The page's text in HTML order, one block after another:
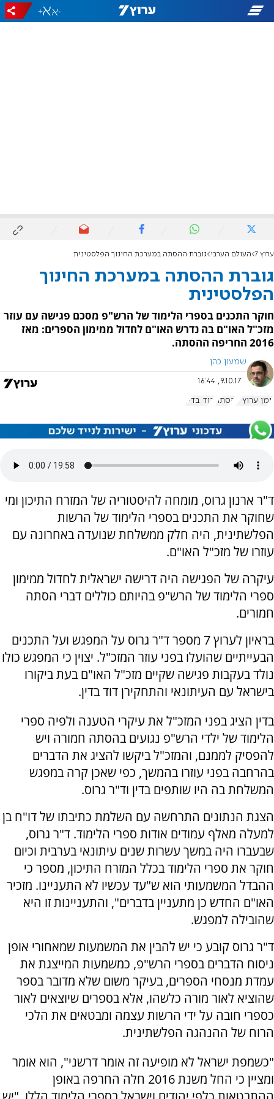
-
+
ערוץ 7 העולם הערבי גוברת ההסתה במערכת החינוך הפלסטינית
גוברת ההסתה במערכת החינוך
הפלסטינית
חוקר התכנים בספרי הלימוד של הרש"פ מסכם פגישה עם עוזר
מזכ"ל האו"ם בה נדרש האו"ם לחדול ממימון הספרים: מאז
2016 החריפה ההסתה.
שמעון כהן
9.10.17, 16:44
יומן ערוץ 7 הסתה דוד בדין
ד"ר ארנון גרוס, מומחה להיסטוריה של המזרח התיכון ומי
שחוקר את התכנים בספרי הלימוד של הרשות
הפלשתינית, היה חלק ממשלחת שנועדה באחרונה עם
עוזרו של מזכ"ל האו"ם.
עיקרה של הפגישה היה דרישה ישראלית לחדול ממימון
ספרי הלימוד של הרש"פ בהיותם כוללים דברי הסתה
חמורים.
בראיון לערוץ 7 מספר ד"ר גרוס על המפגש ועל התכנים
הבעייתיים שהועלו בפני עוזר המזכ"ל. יצוין כי המפגש כולו
נולד בעקבות פגישה שקיים מזכ"ל האו"ם בעת ביקורו
בישראל עם העיתונאי והתחקירן דוד בדין.
בדין הציג בפני המזכ"ל את עיקרי הטענה ולפיה ספרי
הלימוד של ילדי הרש"פ נגועים בהסתה חמורה ויש
להפסיק לממנם, והמזכ"ל ביקשו להציג את הדברים
בהרחבה בפני עוזרו בהמשך, כפי שאכן קרה במפגש
המשלחת בה היו שותפים בדין וד"ר גרוס.
הצגת הנתונים התרחשה עם השלמת כתיבתו של דו"ח בן
למעלה מאלף עמודים אודות ספרי הלימוד. ד"ר גרוס,
שבעברו היה במשך עשרות שנים עיתונאי בערבית וכיום
חוקר את ספרי הלימוד בכלל המזרח התיכון, מספר כי
ההבדל המשמעותי הוא ש"עד עכשיו לא התעניינו. מזכיר
האו"ם החדש כן מתעניין בדברים", והתעניינות זו היא
שהובילה למפגש.
ד"ר גרוס קובע כי יש להבין את המשמעות שמאחורי אופן
ניסוח הדברים בספרי הרש"פ, כמשמעות המייצגת את
עמדת מנסחי הספרים, בעיקר משום שלא מדובר בספר
שהוציא לאור מורה כלשהו, אלא בספרים שיוצאים לאור
כספרי חובה על ידי הרשות עצמה ומבטאים את הלכי
הרוח של ההנהגה הפלשתינית.
"כשמפת ישראל לא מופיעה זה אומר דרשני", הוא אומר
ומציין כי החל משנת 2016 חלה החרפה באופן